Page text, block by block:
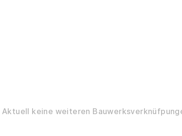
Aktuell keine weiteren